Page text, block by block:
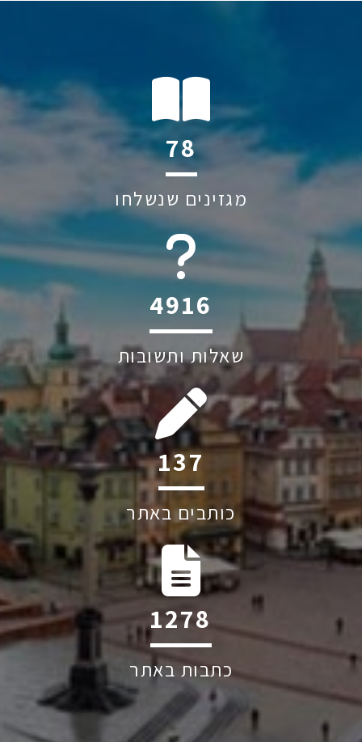
126
מגזינים שנשלחו
6045
שאלות ותשובות
220
כותבים באתר
2047
כתבות באתר